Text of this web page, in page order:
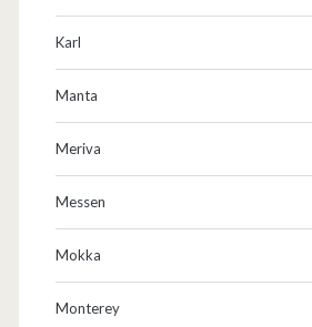
Karl
Manta
Meriva
Messen
Mokka
Monterey